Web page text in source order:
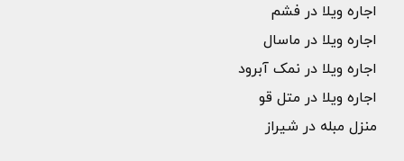
اجاره ویلا در فشم
اجاره ویلا در ماسال
اجاره ویلا در نمک آبرود
اجاره ویلا در متل قو
منزل مبله در شیراز